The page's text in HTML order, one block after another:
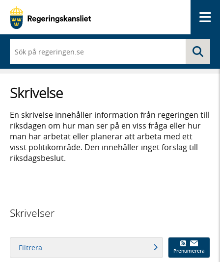
du
börjar
skriva
framträder
en
med
sökförslag
Skrivelse
En skrivelse innehåller information från regeringen till
riksdagen om hur man ser på en viss fråga eller hur
man har arbetat eller planerar att arbeta med ett
visst politikområde. Den innehåller inget förslag till
riksdagsbeslut.
Skrivelser
Filtrera Prenumerera